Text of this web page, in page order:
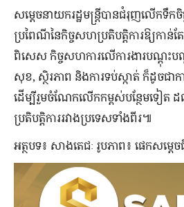
សម្ដេចនាយករដ្ឋមន្រ្តីបានជំរុញលើកទឹក
ប្រពៃណីនៃកិច្ចសហប្រតិបត្តិការឱ្យកាន់ត
ពិសេស​ កិច្ចសហការលើការងារបណ្ដុះបណ្
សុខ, ស្ថិរភាព និងការទប់ស្កាត់ ក៏ដូចជាក
ដើម្បីរួមចំណែកលើកកម្ពស់បន្ថែមទៀត
ប្រតិបត្តិការរវាងប្រទេសទាំងពីរ៕
អត្ថបទ៖ សាងតេជៈ រូបភាព៖ ផេកសម្តេ